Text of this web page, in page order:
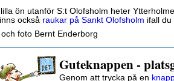
lilla ön utanför S:t Olofsholm heter
också raukar på Sankt Olofsholm ifall du
foto Bernt Enderborg
Guteknappen -
Genom att trycka på en